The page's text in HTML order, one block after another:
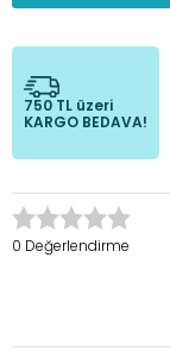
750 TL üzeri
KARGO BEDAVA!
0 Değerlendirme